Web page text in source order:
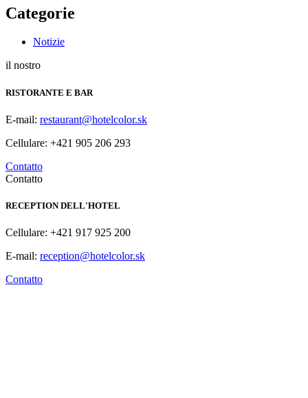
Categorie
Notizie
il nostro
RISTORANTE E BAR
E-mail: restaurant@hotelcolor.sk
Cellulare: +421 905 206 293
Contatto
Contatto
RECEPTION DELL'HOTEL
Cellulare: +421 917 925 200
E-mail: reception@hotelcolor.sk
Contatto